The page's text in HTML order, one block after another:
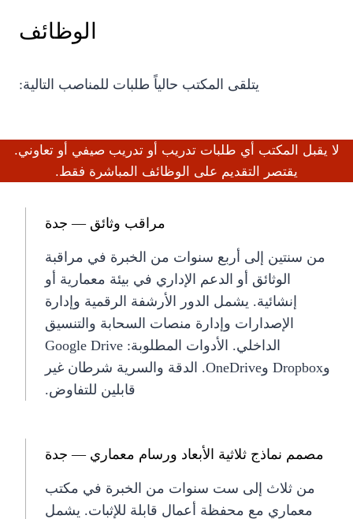
الوظائف
يتلقى المكتب حالياً طلبات للمناصب التالية:
لا يقبل المكتب أي طلبات تدريب أو تدريب صيفي أو تعاوني.
يقتصر التقديم على الوظائف المباشرة فقط.
مراقب وثائق — جدة
من سنتين إلى أربع سنوات من الخبرة في مراقبة
الوثائق أو الدعم الإداري في بيئة معمارية أو
إنشائية. يشمل الدور الأرشفة الرقمية وإدارة
الإصدارات وإدارة منصات السحابة والتنسيق
الداخلي. الأدوات المطلوبة: Google Drive
وDropbox وOneDrive. الدقة والسرية شرطان غير
قابلين للتفاوض.
مصمم نماذج ثلاثية الأبعاد ورسام معماري — جدة
من ثلاث إلى ست سنوات من الخبرة في مكتب
معماري مع محفظة أعمال قابلة للإثبات. يشمل